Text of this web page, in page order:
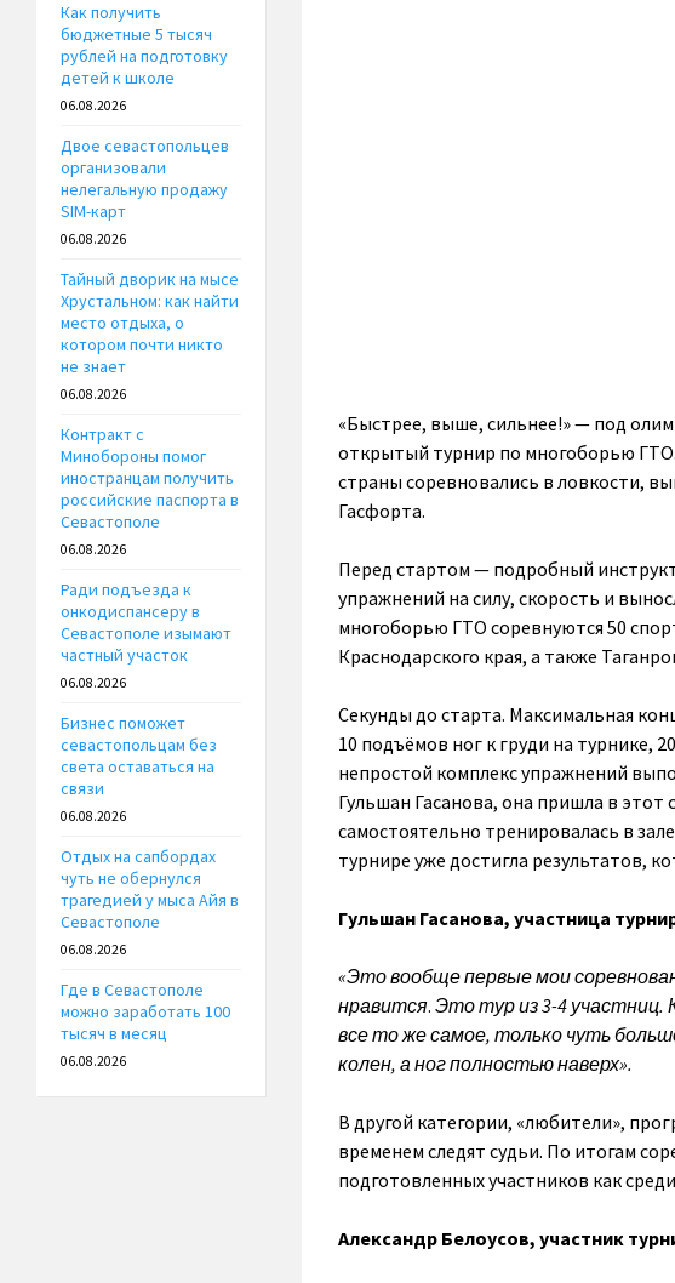
«Быстрее, выше, сильнее!» — под
открытый турнир по многоборью ГТО.
страны соревновались в ловкости,
Гасфорта.
Перед стартом — подробный
упражнений на силу, скорость и
многоборью ГТО соревнуются 50
Краснодарского края, а также
Секунды до старта. Максимальная
10 подъёмов ног к груди на турнике,
непростой комплекс упражнений
Гульшан Гасанова, она пришла в этот
самостоятельно тренировалась в
турнире уже достигла результатов,
Гульшан Гасанова, участница
«Это вообще первые мои
нравится. Это тур из 3-4
все то же самое, только чуть
колен, а ног полностью наверх».
В другой категории, «любители»,
временем следят судьи. По итогам
подготовленных участников как
Александр Белоусов, участник
Как получить
бюджетные 5 тысяч
рублей на подготовку
детей к школе
06.08.2026
Двое севастопольцев
организовали
нелегальную продажу
SIM-карт
06.08.2026
Тайный дворик на мысе
Хрустальном: как найти
место отдыха, о
котором почти никто
не знает
06.08.2026
Контракт с
Минобороны помог
иностранцам получить
российские паспорта в
Севастополе
06.08.2026
Ради подъезда к
онкодиспансеру в
Севастополе изымают
частный участок
06.08.2026
Бизнес поможет
севастопольцам без
света оставаться на
связи
06.08.2026
Отдых на сапбордах
чуть не обернулся
трагедией у мыса Айя в
Севастополе
06.08.2026
Где в Севастополе
можно заработать 100
тысяч в месяц
06.08.2026